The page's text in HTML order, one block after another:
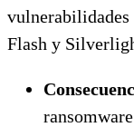
vulnerabilidades
Flash y